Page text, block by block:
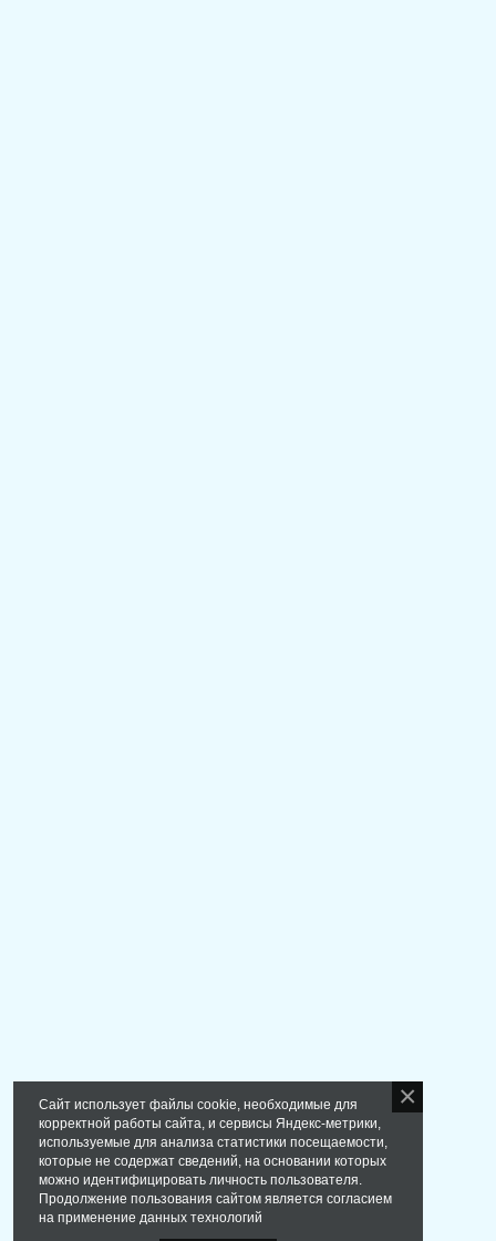
Сайт использует файлы cookie, необходимые для
корректной работы сайта, и сервисы Яндекс-метрики,
используемые для анализа статистики посещаемости,
которые не содержат сведений, на основании которых
можно идентифицировать личность пользователя.
Продолжение пользования сайтом является согласием
на применение данных технологий